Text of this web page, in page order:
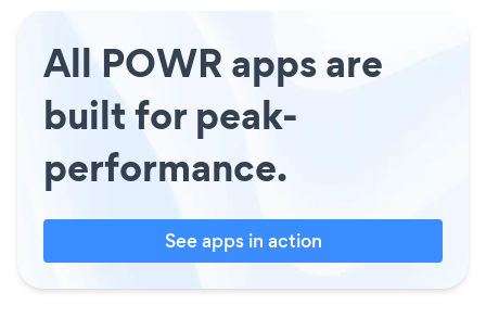
All POWR apps are
built for peak-
performance.
See apps in action